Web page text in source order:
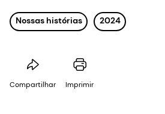
Nossas histórias 2024
Compartilhar Imprimir